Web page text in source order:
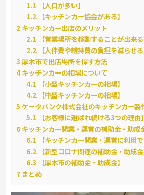
1.1 【人口が多い】
1.2 【キッチンカー協会がある】
2 キッチンカー出店のメリット
2.1 【営業場所を移動することが出来る
2.2 【人件費や維持費の負担を減らせる
3 厚木市で出店場所を探す方法
4キッチンカーの相場について
4.1 【小型キッチンカーの相場】
4.2 【中型キッチンカーの相場】
5 ケータバンク株式会社のキッチンカー製
5.1 【お客様に選ばれ続ける3つの理由】
6 キッチンカー開業・運営の補助金・助成
6.1 【キッチンカー開業・運営に利用
6.2 【新型コロナ関連の補助金・助成金
6.3 【厚木市の補助金・助成金】
7 まとめ